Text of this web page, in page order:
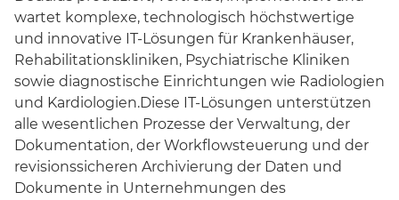
wartet komplexe, technologisch höchstwertige
und innovative IT-Lösungen für Krankenhäuser,
Rehabilitationskliniken, Psychiatrische Kliniken
sowie diagnostische Einrichtungen wie Radiologien
und Kardiologien.Diese IT-Lösungen unterstützen
alle wesentlichen Prozesse der Verwaltung, der
Dokumentation, der Workflowsteuerung und der
revisionssicheren Archivierung der Daten und
Dokumente in Unternehmungen des